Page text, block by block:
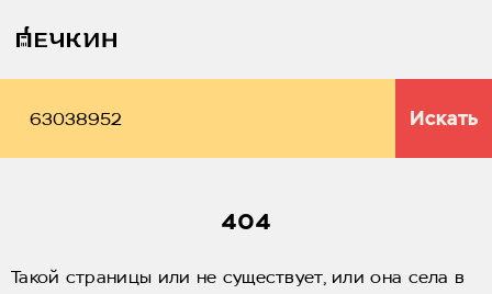
Искать
404
Такой страницы или не существует, или она села в